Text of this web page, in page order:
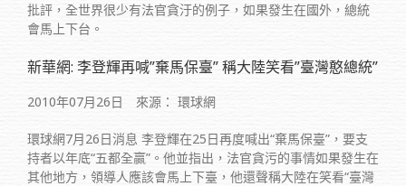
批評，全世界很少有法官貪汙的例子，如果發生在國外，總統
會馬上下台。
新華網: 李登輝再喊”棄馬保臺” 稱大陸笑看”臺灣憨總統”
2010年07月26日 來源： 環球網
環球網7月26日消息 李登輝在25日再度喊出“棄馬保臺”，要支
持者以年底“五都全贏”。他並指出，法官貪污的事情如果發生在
其他地方，領導人應該會馬上下臺，他還聲稱大陸在笑看“臺灣